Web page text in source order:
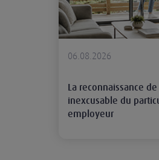
06.08.2026
La reconnaissance
inexcusable du
employeur